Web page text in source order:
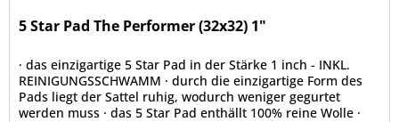
5 Star Pad The Performer (32x32) 1"
· das einzigartige 5 Star Pad in der Stärke 1 inch - INKL.
REINIGUNGSSCHWAMM · durch die einzigartige Form des
Pads liegt der Sattel ruhig, wodurch weniger gegurtet
werden muss · das 5 Star Pad enthällt 100% reine Wolle ·